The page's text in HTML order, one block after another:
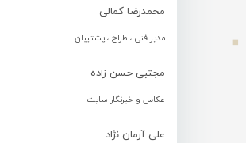
محمدرضا کمالی
مدیر فنی ، طراح ، پشتیبان
مجتبی حسن زاده
عکاس و خبرنگار سایت
علی آرمان نژاد